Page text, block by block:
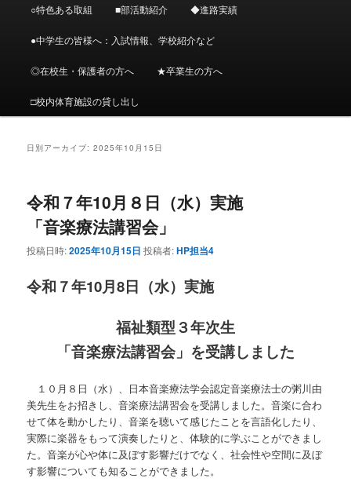
イ
ン
コ
ン
テ
ツ
へ
移
ブ
コ
ン
テ
ン
へ
移
動
○特色ある取組 ■部活動紹介 ◆進路実績
●中学生の皆様へ：入試情報、学校紹介など
◎在校生・保護者の方へ ★卒業生の方へ
□校内体育施設の貸し出し
日別アーカイブ:2025年10月15日
令和７年10月８日（水）実施
「音楽療法講習会」
投稿日時:2025年10月15日 投稿者:HP担当4
令和７年10月8日（水）実施
福祉類型３年次生
「音楽療法講習会」を受講しました
１０月８日（水）、日本音楽療法学会認定音楽療法士の粥川由
美先生をお招きし、音楽療法講習会を受講しました。音楽に合わ
せて体を動かしたり、音楽を聴いて感じたことを言語化したり、
実際に楽器をもって演奏したりと、体験的に学ぶことができまし
た。音楽が心や体に及ぼす影響だけでなく、社会性や空間に及ぼ
す影響についても知ることができました。